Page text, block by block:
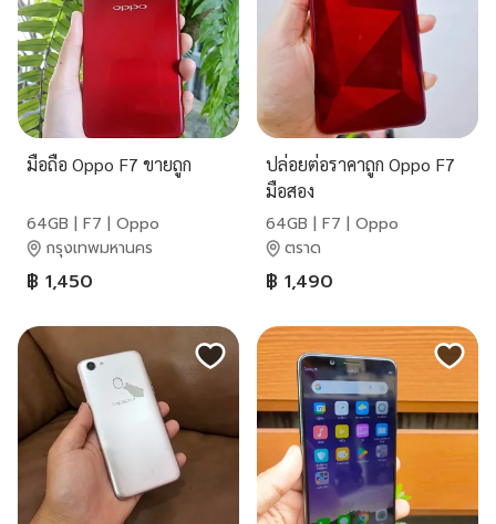
มือถือ Oppo F7 ขายถูก
64GB | F7 | Oppo
กรุงเทพมหานคร
฿ 1,450
ปล่อยต่อราคาถูก Oppo F7
มือสอง
64GB | F7 | Oppo
ตราด
฿ 1,490